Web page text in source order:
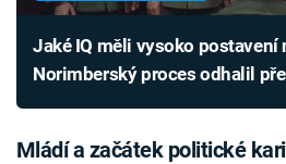
Jaké IQ měli vysoko postavení
Norimberský proces odhalil
Mládí a začátek politické